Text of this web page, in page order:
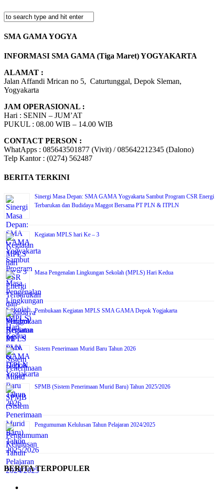
SMA GAMA YOGYA
INFORMASI SMA GAMA (Tiga Maret) YOGYAKARTA
ALAMAT :
Jalan Affandi Mrican no 5, Caturtunggal, Depok Sleman,
Yogyakarta
JAM OPERASIONAL :
Hari : SENIN – JUM’AT
PUKUL : 08.00 WIB – 14.00 WIB
CONTACT PERSON :
WhatApps : 085643501877 (Vivit) / 085642212345 (Dalono)
Telp Kantor : (0274) 562487
BERITA TERKINI
Sinergi Masa Depan: SMA GAMA Yogyakarta Sambut Program CSR Energi
Terbarukan dan Budidaya Maggot Bersama PT PLN & ITPLN
Kegiatan MPLS hari Ke – 3
Masa Pengenalan Lingkungan Sekolah (MPLS) Hari Kedua
Pembukaan Kegiatan MPLS SMA GAMA Depok Yogjakarta
Sistem Penerimaan Murid Baru Tahun 2026
SPMB (Sistem Penerimaan Murid Baru) Tahun 2025/2026
Pengumuman Kelulusan Tahun Pelajaran 2024/2025
BERITA TERPOPULER